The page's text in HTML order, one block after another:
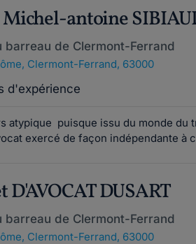
antoine
barreau de Clermont-Ferrand
, Clermont-Ferrand, 63000
d'expérience
atypique puisque issu du monde du
exercé de façon indépendante à
D'AVOCAT DUSART
barreau de Clermont-Ferrand
, Clermont-Ferrand, 63000